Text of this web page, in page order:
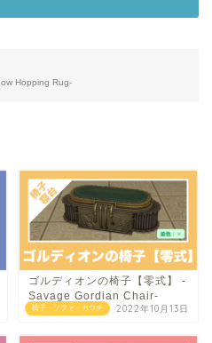
Hopping Rug-
椅子・ソファ・カウチ
ゴルディオンの椅子【零式】 -
Savage Gordian Chair-
2022年10月13日